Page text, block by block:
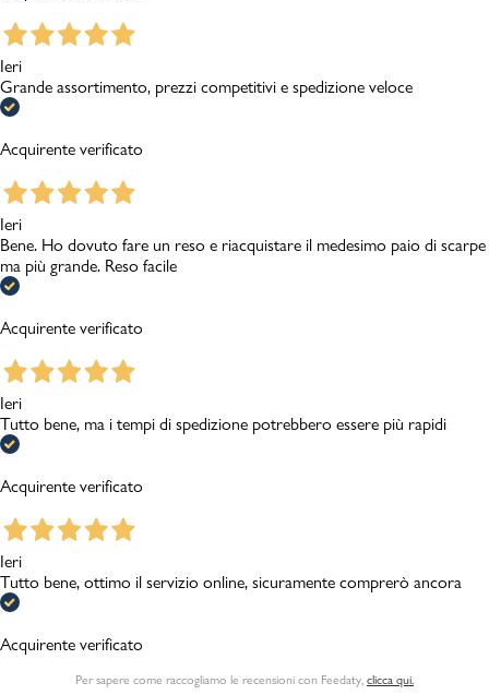
Ieri
Grande assortimento, prezzi competitivi e spedizione veloce
Acquirente verificato
Ieri
Bene. Ho dovuto fare un reso e riacquistare il medesimo paio di scarpe
ma più grande. Reso facile
Acquirente verificato
Ieri
Tutto bene, ma i tempi di spedizione potrebbero essere più rapidi
Acquirente verificato
Ieri
Tutto bene, ottimo il servizio online, sicuramente comprerò ancora
Acquirente verificato
Per sapere come raccogliamo le recensioni con Feedaty, clicca qui.